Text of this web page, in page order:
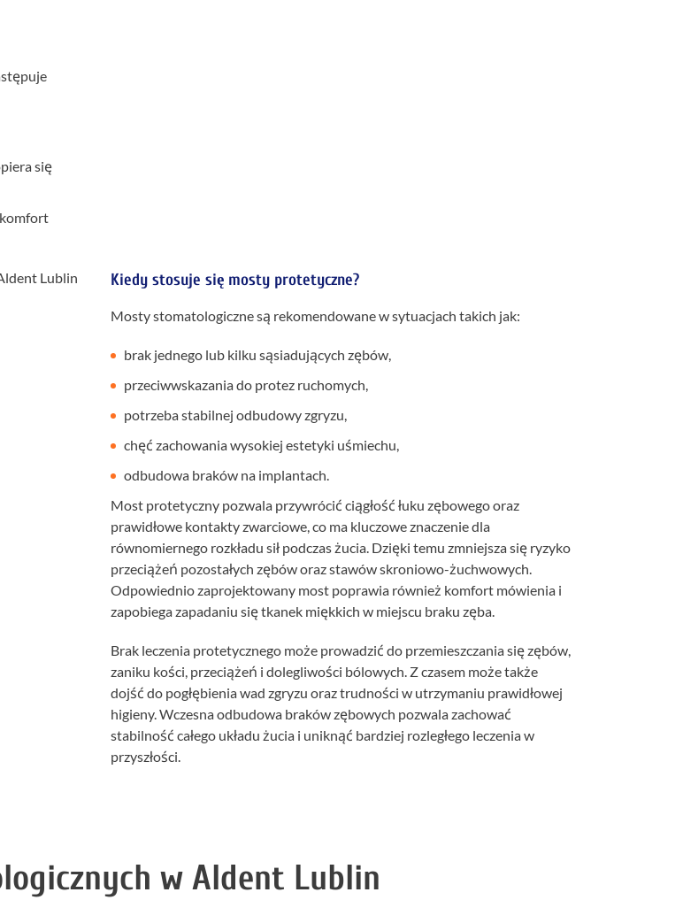
się
komfort
Kiedy stosuje się mosty protetyczne?
Mosty stomatologiczne są rekomendowane w sytuacjach takich jak:
brak jednego lub kilku sąsiadujących zębów,
przeciwwskazania do protez ruchomych,
potrzeba stabilnej odbudowy zgryzu,
chęć zachowania wysokiej estetyki uśmiechu,
odbudowa braków na implantach.
Most protetyczny pozwala przywrócić ciągłość łuku zębowego oraz
prawidłowe kontakty zwarciowe, co ma kluczowe znaczenie dla
równomiernego rozkładu sił podczas żucia. Dzięki temu zmniejsza się ryzyko
przeciążeń pozostałych zębów oraz stawów skroniowo-żuchwowych.
Odpowiednio zaprojektowany most poprawia również komfort mówienia i
zapobiega zapadaniu się tkanek miękkich w miejscu braku zęba.
Brak leczenia protetycznego może prowadzić do przemieszczania się zębów,
zaniku kości, przeciążeń i dolegliwości bólowych. Z czasem może także
dojść do pogłębienia wad zgryzu oraz trudności w utrzymaniu prawidłowej
higieny. Wczesna odbudowa braków zębowych pozwala zachować
stabilność całego układu żucia i uniknąć bardziej rozległego leczenia w
przyszłości.
w Aldent Lublin